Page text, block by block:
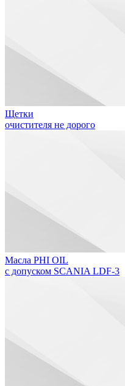
Щетки
очистителя не дорого
Масла PHI OIL
с допуском SCANIA LDF-3